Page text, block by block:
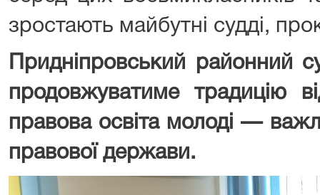
зростають майбутні судді,
Придніпровський районний
продовжуватиме традицію
правова освіта молоді —
правової держави.